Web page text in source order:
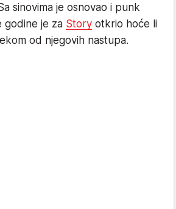
sinovima je osnovao i punk
godine je za Story otkrio hoće li
od njegovih nastupa.